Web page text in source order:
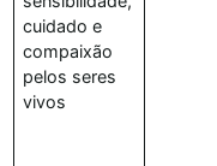
cuidado e
compaixão
pelos seres
vivos